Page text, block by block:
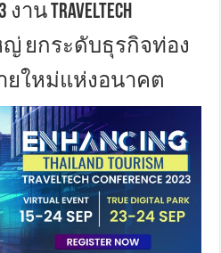
งาน TravelTech
หญ่ ยกระดับธุรกิจท่อง
ยใหม่แห่งอนาคต